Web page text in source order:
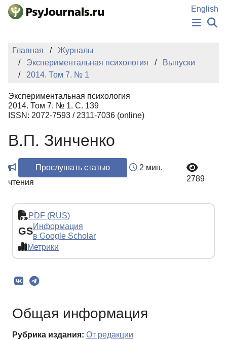
Перейти к основному содержанию
English
НОВОСТИ
КЛЮЧЕВЫЕ СЛОВА
Регистрация
Главная
Журналы
Экспериментальная психология
Выпуски
2014. Том 7. № 1
Экспериментальная психология
2014. Том 7. № 1. С. 139
ISSN: 2072-7593 / 2311-7036 (online)
В.П. Зинченко
Прослушать статью
2 мин.
чтения
2789
PDF (RUS)
GSИнформация
в Google Scholar
Метрики
Общая информация
Рубрика издания: От редакции